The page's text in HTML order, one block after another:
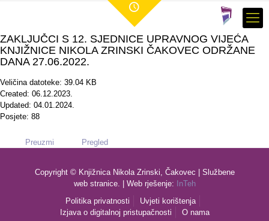
ZAKLJUČCI S 12. SJEDNICE UPRAVNOG VIJEĆA
KNJIŽNICE NIKOLA ZRINSKI ČAKOVEC ODRŽANE
DANA 27.06.2022.
Veličina datoteke: 39.04 KB
Created: 06.12.2023.
Updated: 04.01.2024.
Posjete: 88
Preuzmi Pregled
Copyright © Knjižnica Nikola Zrinski, Čakovec | Službene
web stranice. | Web rješenje:
InTeh
Politika privatnosti
Uvjeti korištenja
Izjava o digitalnoj pristupačnosti
O nama